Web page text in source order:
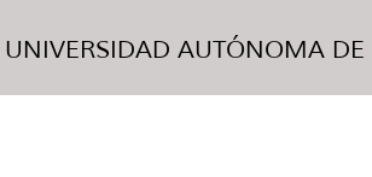
UNIVERSIDAD AUTÓNOMA